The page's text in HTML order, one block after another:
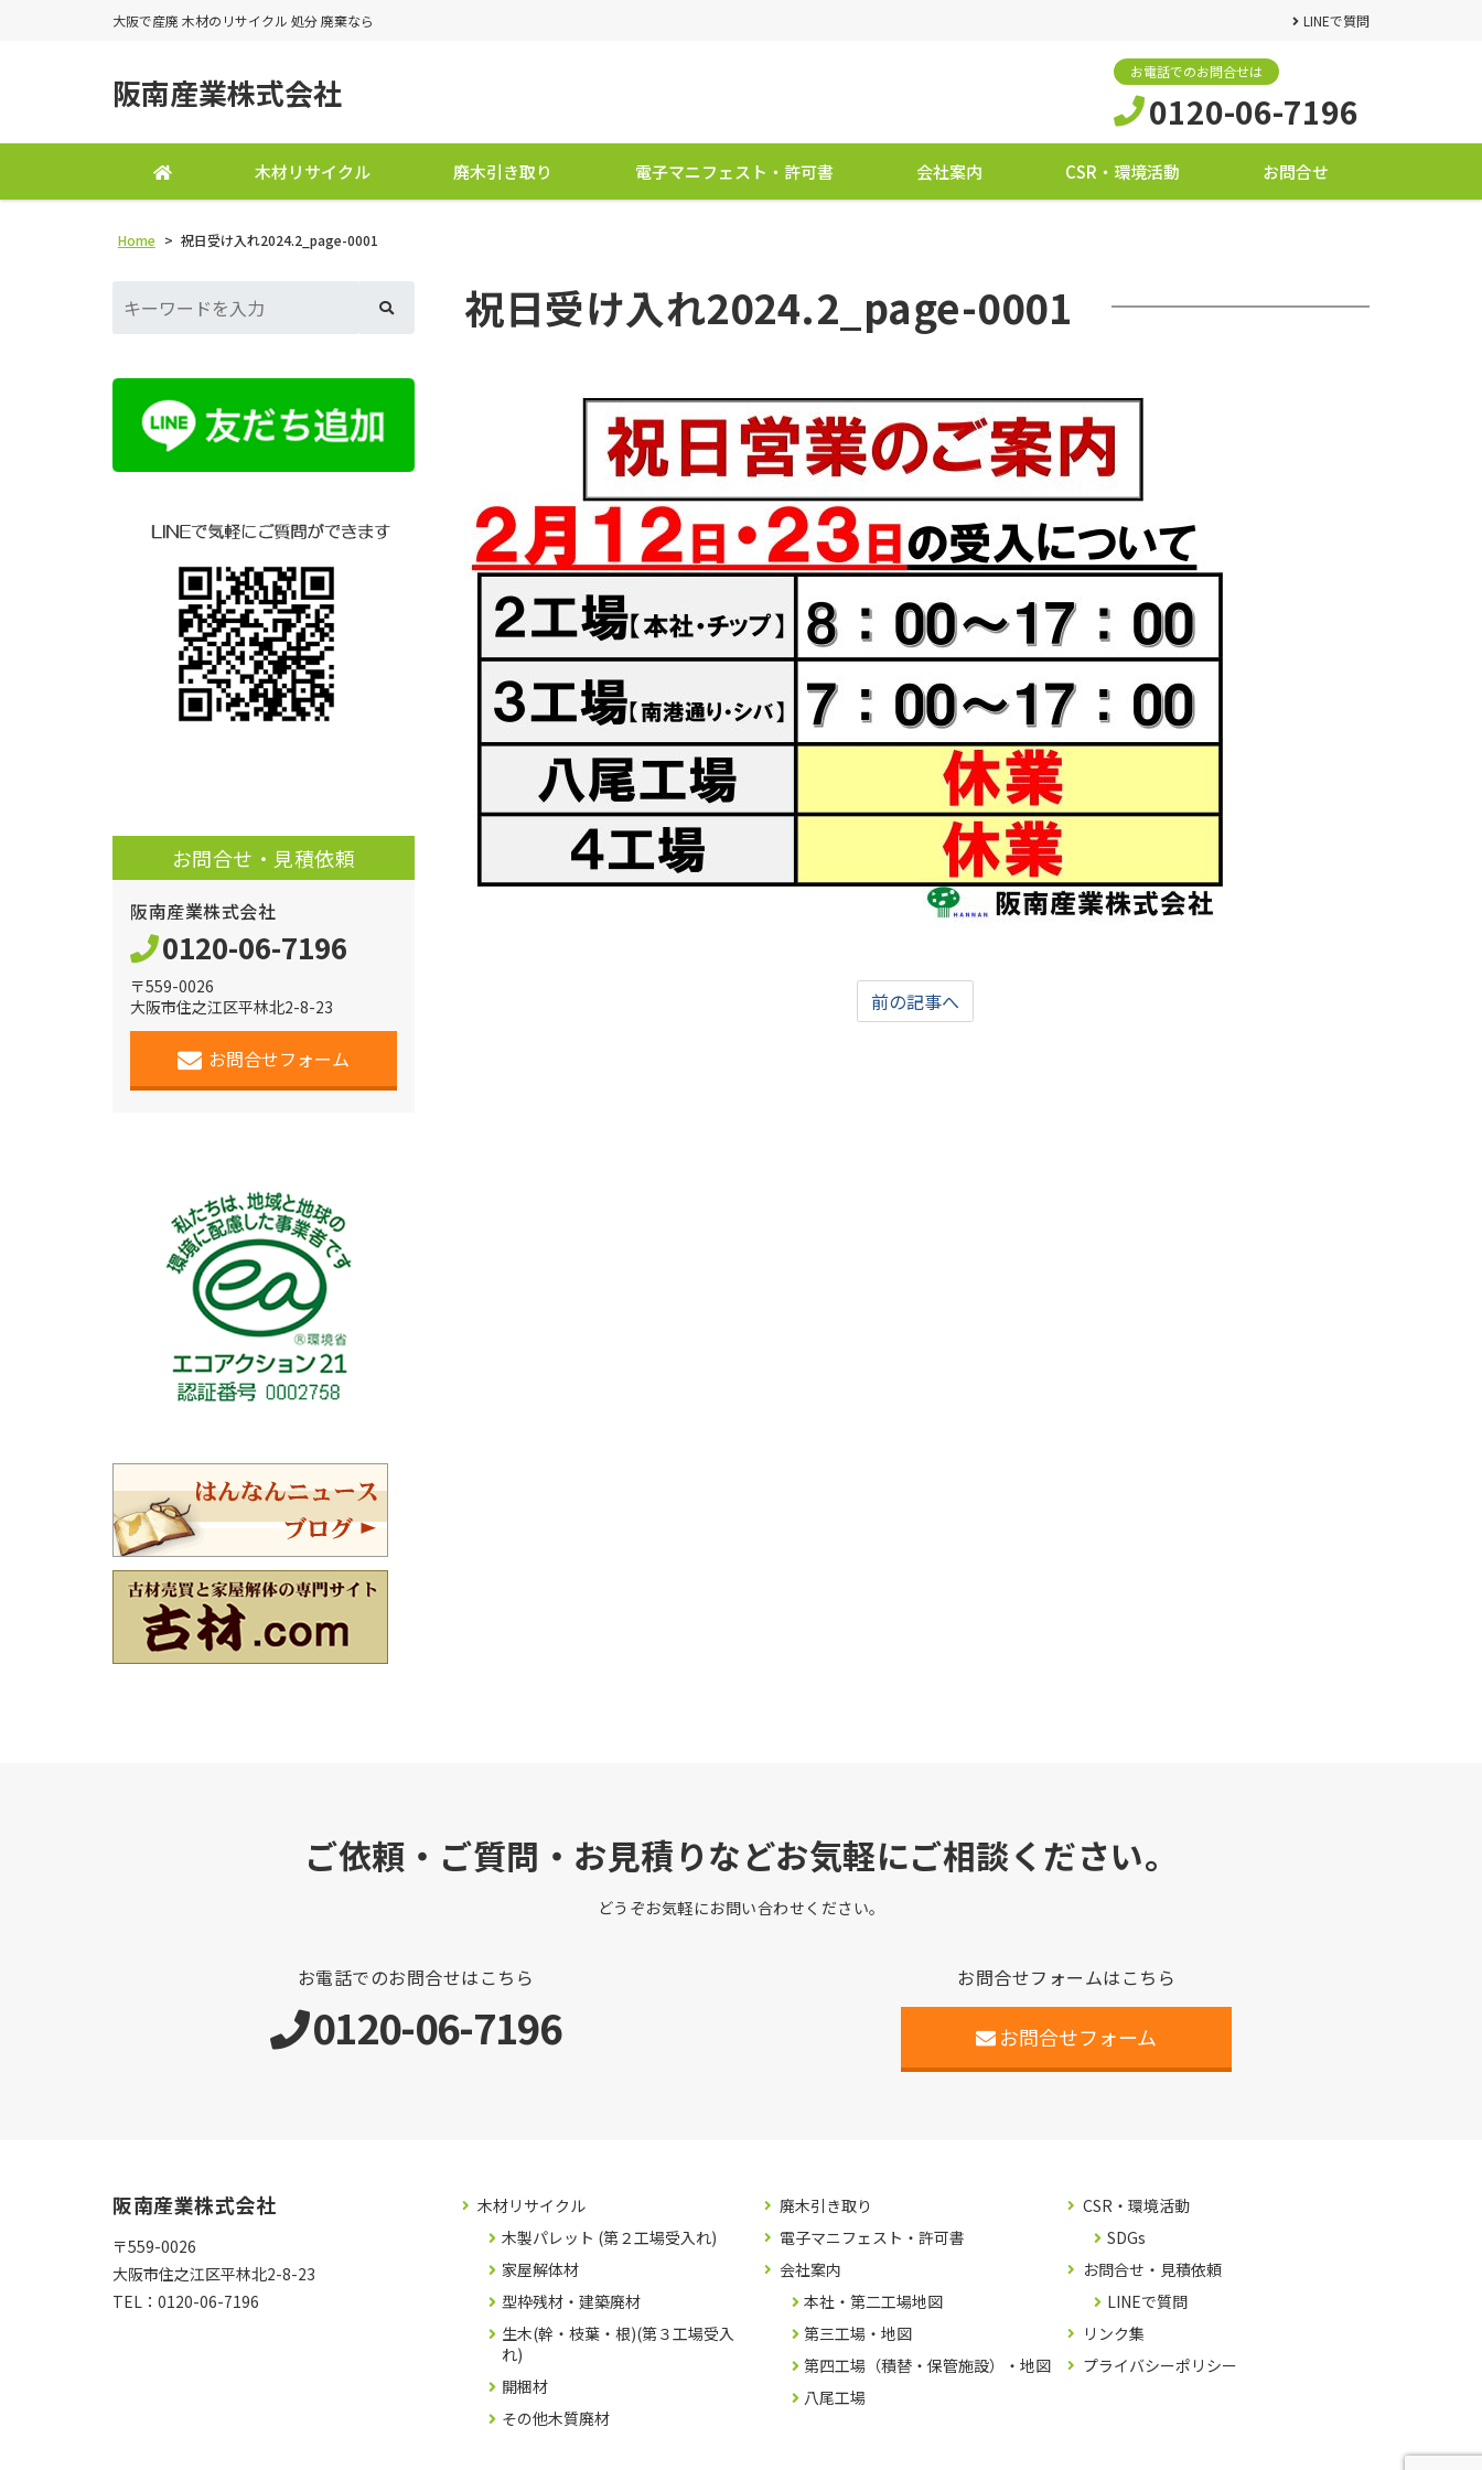
大阪で産廃 木材のリサイクル 処分 廃棄なら LINEで質問
阪南産業株式会社
お電話でのお問合せは
0120-06-7196
木材リサイクル 廃木引き取り 電子マニフェスト・許可書 会社案内 CSR・環境活動 お問合せ
Home > 祝日受け入れ2024.2_page-0001
祝日受け入れ2024.2_page-0001
前の記事へ
お問合せ・見積依頼
阪南産業株式会社
0120-06-7196
〒559-0026
大阪市住之江区平林北2-8-23
お問合せフォーム
ご依頼・ご質問・お見積りなどお気軽にご相談ください。
どうぞお気軽にお問い合わせください。
お電話でのお問合せはこちら
0120-06-7196
お問合せフォームはこちら
お問合せフォーム
阪南産業株式会社
〒559-0026
大阪市住之江区平林北2-8-23
TEL： 0120-06-7196
木材リサイクル
木製パレット (第２工場受入れ)
家屋解体材
型枠残材・建築廃材
生木(幹・枝葉・根)(第３工場受入
れ)
開梱材
その他木質廃材
廃木引き取り
電子マニフェスト・許可書
会社案内
本社・第二工場地図
第三工場・地図
第四工場（積替・保管施設）・地図
八尾工場
CSR・環境活動
SDGs
お問合せ・見積依頼
LINEで質問
リンク集
プライバシーポリシー